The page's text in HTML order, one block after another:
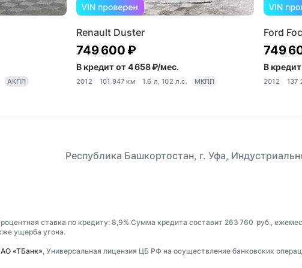
АКПП
Renault Duster
749 600 ₽
В кредит от 4 658 ₽/мес.
2012 101 947 км 1.6 л, 102 л.с. МКПП
Ford
749
В
2012 137
Республика Башкортостан, г. Уфа,
ставка по кредиту: 8,9% Сумма кредита составит 263 760 руб.,
ущерба угона.
АО «ТБанк» , Универсальная лицензия ЦБ РФ на осуществление банковских